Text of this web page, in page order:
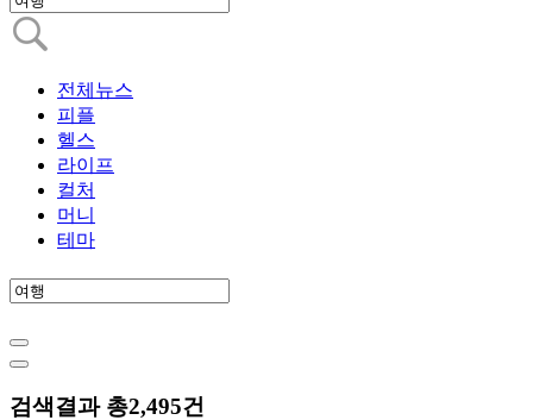
전체뉴스
피플
헬스
라이프
컬처
머니
테마
검색결과 총2,495건